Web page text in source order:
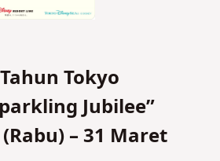
Tokyo
Jubilee”
– 31 Maret